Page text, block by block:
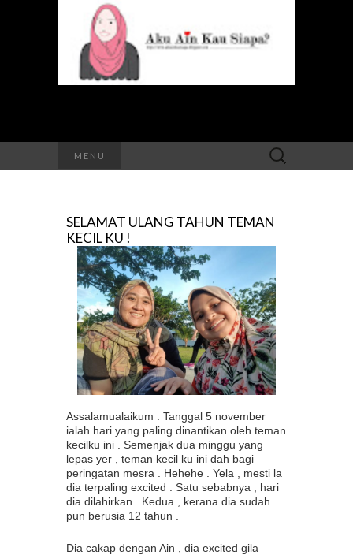
MENU
Search
for:
SELAMAT ULANG TAHUN TEMAN
KECIL KU !
Assalamualaikum . Tanggal 5 november
ialah hari yang paling dinantikan oleh teman
kecilku ini . Semenjak dua minggu yang
lepas yer , teman kecil ku ini dah bagi
peringatan mesra . Hehehe . Yela , mesti la
dia terpaling excited . Satu sebabnya , hari
dia dilahirkan . Kedua , kerana dia sudah
pun berusia 12 tahun .
Dia cakap dengan Ain , dia excited gila